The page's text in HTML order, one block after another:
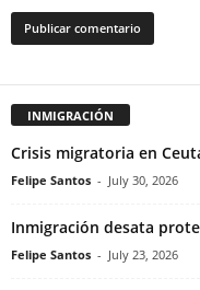
INMIGRACIÓN
Crisis migratoria en
Felipe Santos - July 30, 2026
Inmigración desata
Felipe Santos - July 23, 2026